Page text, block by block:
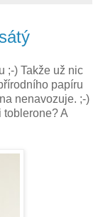
;-) Takže už nic
papíru
nenavozuje. ;-)
A